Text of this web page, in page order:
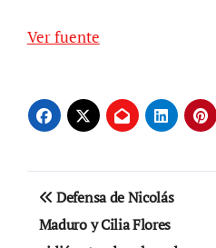
Ver fuente
Navegación
de
Defensa de Nicolás
Maduro y Cilia Flores